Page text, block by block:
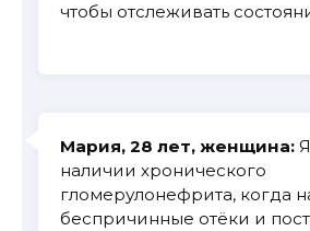
чтобы отслеживать
Мария, 28 лет, женщина:
наличии хронического
гломерулонефрита, когда
беспричинные отёки и